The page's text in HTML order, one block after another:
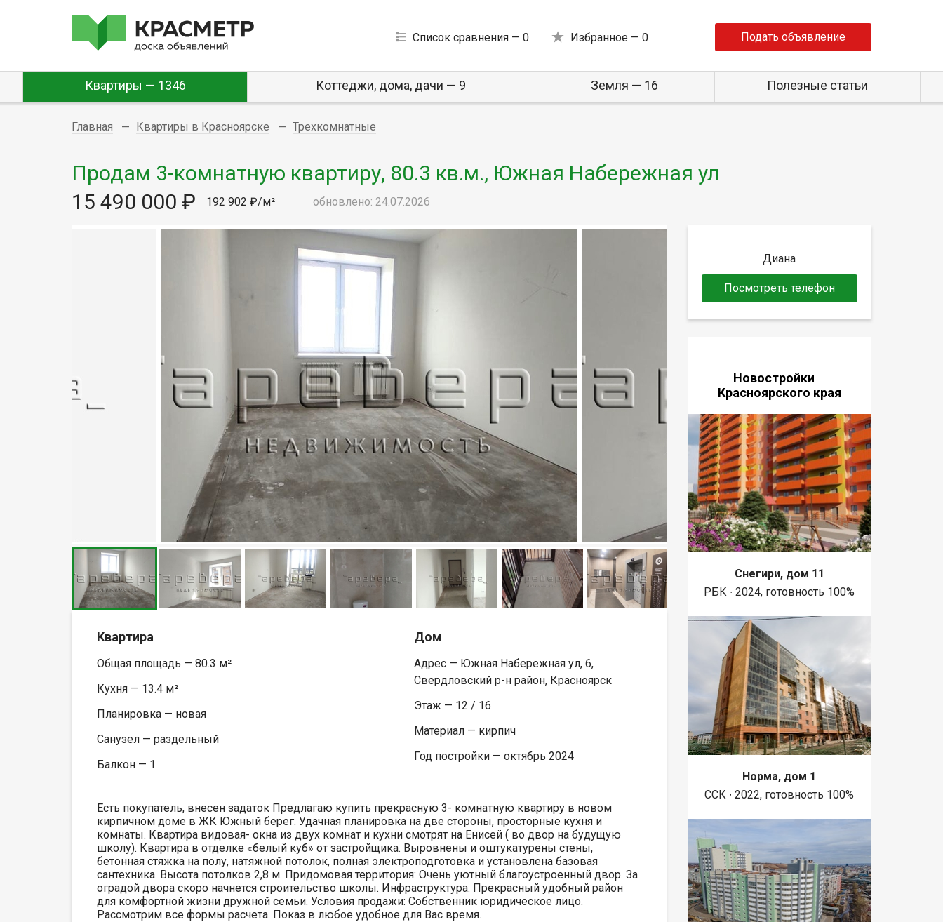
Список сравнения — 0 Избранное — 0 Подать объявление
Квартиры — 1346 Коттеджи, дома, дачи — 9 Земля — 16 Полезные статьи
Главная Квартиры в Красноярске Трехкомнатные
Продам 3-комнатную квартиру, 80.3 кв.м., Южная Набережная ул
15 490 000 ₽
192 902 ₽/м² обновлено: 24.07.2026
Квартира
Общая площадь — 80.3 м²
Кухня — 13.4 м²
Планировка — новая
Санузел — раздельный
Балкон — 1
Дом
Адрес — Южная Набережная ул, 6,
Свердловский р-н район, Красноярск
Этаж — 12 / 16
Материал — кирпич
Год постройки — октябрь 2024
Есть покупатель, внесен задаток Предлагаю купить прекрасную 3- комнатную квартиру в новом
кирпичном доме в ЖК Южный берег. Удачная планировка на две стороны, просторные кухня и
комнаты. Квартира видовая- окна из двух комнат и кухни смотрят на Енисей ( во двор на будущую
школу). Квартира в отделке «белый куб» от застройщика. Выровнены и оштукатурены стены,
бетонная стяжка на полу, натяжной потолок, полная электроподготовка и установлена базовая
сантехника. Высота потолков 2,8 м. Придомовая территория: Очень уютный благоустроенный двор. За
оградой двора скоро начнется строительство школы. Инфраструктура: Прекрасный удобный район
для комфортной жизни дружной семьи. Условия продажи: Собственник юридическое лицо.
Рассмотрим все формы расчета. Показ в любое удобное для Вас время.
Диана
Посмотреть телефон
Новостройки
Красноярского края
Снегири, дом 11
РБК ∙ 2024, готовность 100%
Норма, дом 1
ССК ∙ 2022, готовность 100%